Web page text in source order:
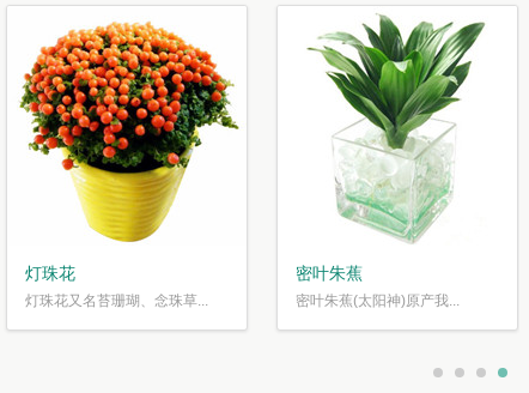
灯珠花
灯珠花又名苔珊瑚、念珠草...
密叶朱蕉
密叶朱蕉(太阳神)原产我...